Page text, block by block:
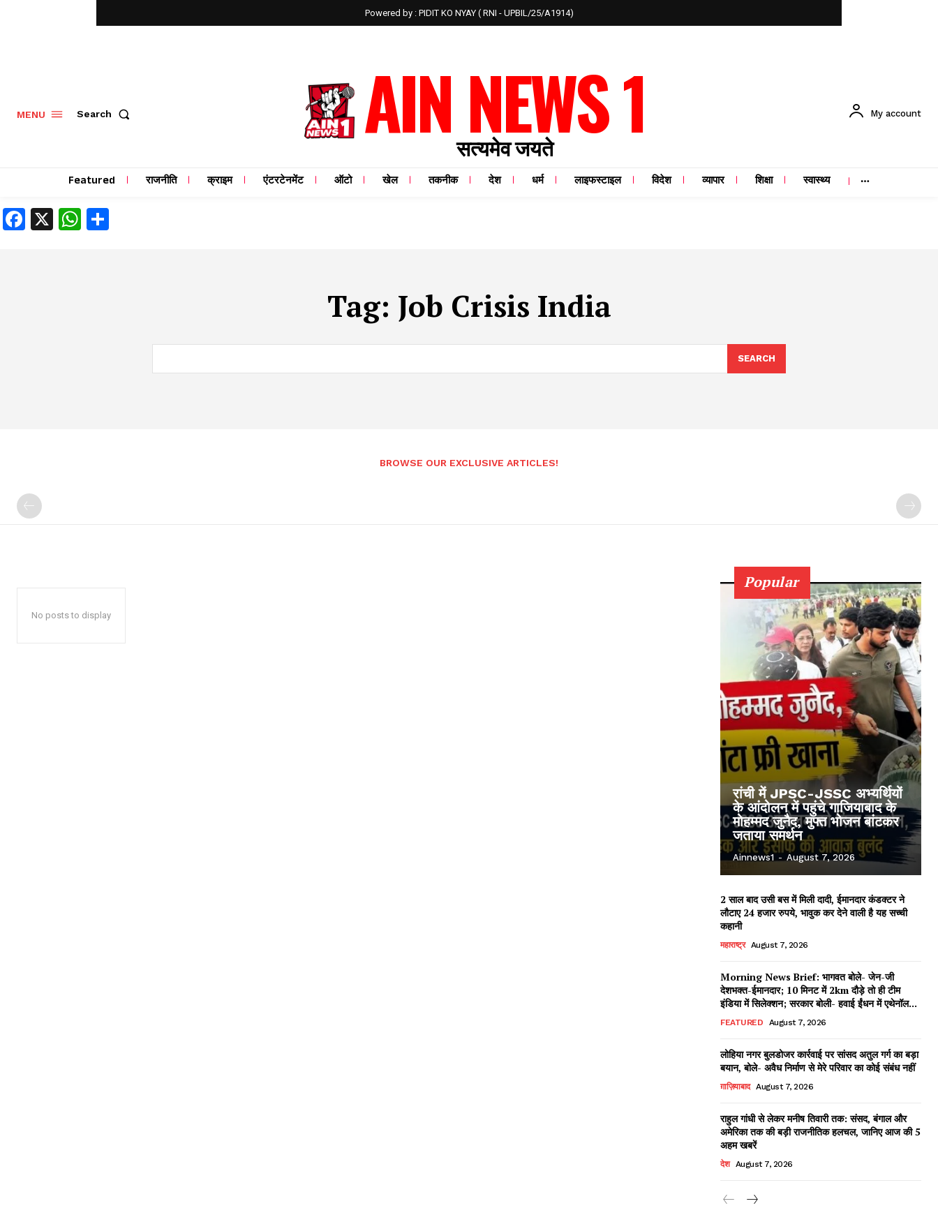
Powered by : PIDIT KO NYAY ( RNI - UPBIL/25/A1914)
MENU Search AIN NEWS 1
सत्यमेव जयते
My account
Featured राजनीति क्राइम एंटरटेनमेंट ऑटो खेल तकनीक देश धर्म लाइफस्टाइल विदेश व्यापार शिक्षा स्वास्थ्य
Facebook
X WhatsApp
Tag: Job Crisis India
SEARCH
BROWSE OUR EXCLUSIVE ARTICLES!
No posts to display
Popular
रांची में JPSC-JSSC अभ्यर्थियों
के आंदोलन में पहुंचे गाजियाबाद के
मोहम्मद जुनैद, मुफ्त भोजन बांटकर
जताया समर्थन
Ainnews1 - August 7, 2026
2 साल बाद उसी बस में मिली दादी, ईमानदार कंडक्टर ने
लौटाए 24 हजार रुपये, भावुक कर देने वाली है यह सच्ची
कहानी
महाराष्ट्र August 7, 2026
Morning News Brief: भागवत बोले- जेन-जी
देशभक्त-ईमानदार; 10 मिनट में 2km दौड़े तो ही टीम
इंडिया में सिलेक्शन; सरकार बोली- हवाई ईंधन में एथेनॉल...
FEATURED August 7, 2026
लोहिया नगर बुलडोजर कार्रवाई पर सांसद अतुल गर्ग का बड़ा
बयान, बोले- अवैध निर्माण से मेरे परिवार का कोई संबंध नहीं
ग़ाज़ियाबाद August 7, 2026
राहुल गांधी से लेकर मनीष तिवारी तक: संसद, बंगाल और
अमेरिका तक की बड़ी राजनीतिक हलचल, जानिए आज की 5
अहम खबरें
देश August 7, 2026